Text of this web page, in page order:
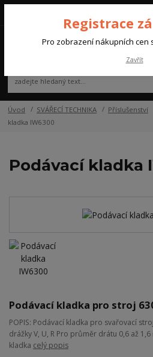
(Po-Pá, 07:00-15:30 hod.)
Úvod SVÁŘECÍ TECHNIKA Příslušenství
kladka IW6300
Podávací kladka
Podávací kladka pro stroj
POPIS: Podávací kladka pro svařovací
drážky V, U, R Pro průměr drátu 0,6 až 1,6
kladka celý popis
Registrace
Pro zobrazení nákupních cen
Zavřít